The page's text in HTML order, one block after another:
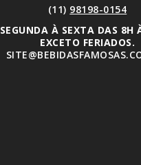
(11) 98198-0154
SEGUNDA À SEXTA DAS 8H
EXCETO FERIADOS.